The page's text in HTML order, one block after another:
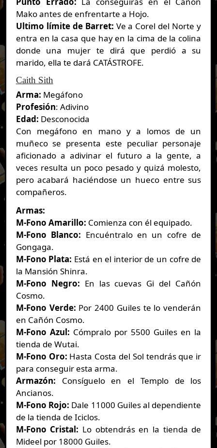
Mako antes de enfrentarte a Hojo.
Ultimo límite de Barret: Ve a Corel del Norte y
entra en la casa que hay en la cima de la colina
donde una mujer te dirá que perdió a su
marido, ella te dará CATÁSTROFE.
Caith Sith
Arma: Megáfono
Profesión: Adivino
Edad: Desconocida
Con megáfono en mano y a lomos de un
muñeco se presenta este peculiar personaje
aficionado a adivinar el futuro a la gente, a
veces resulta un poco pesado y quizá molesto,
pero acabará haciéndose un hueco entre sus
compañeros.
Armas:
M-Fono Amarillo: Comienza con él equipado.
M-Fono Blanco: Encuéntralo en un cofre de
Gongaga.
M-Fono Plata: Está en el interior de un cofre de
la Mansión Shinra.
M-Fono Negro: En las cuevas Gi del Cañón
Cosmo.
M-Fono Verde: Por 2400 Guiles te lo venderán
en Cañón Cosmo.
M-Fono Azul: Cómpralo por 5500 Guiles en la
tienda de Wutai.
M-Fono Oro: Hasta Costa del Sol tendrás que ir
para conseguir esta arma.
Armazón: Consíguelo en el Templo de los
Ancianos.
M-Fono Rojo: Dale 11000 Guiles al dependiente
de la tienda de Iciclos.
M-Fono Cristal: Lo obtendrás en la tienda de
Mideel por 18000 Guiles.